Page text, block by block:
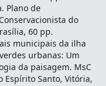
Plano de
do
60 pp.
municipais da ilha
urbanas: Um
da paisagem. MsC
Espírito Santo, Vitória,